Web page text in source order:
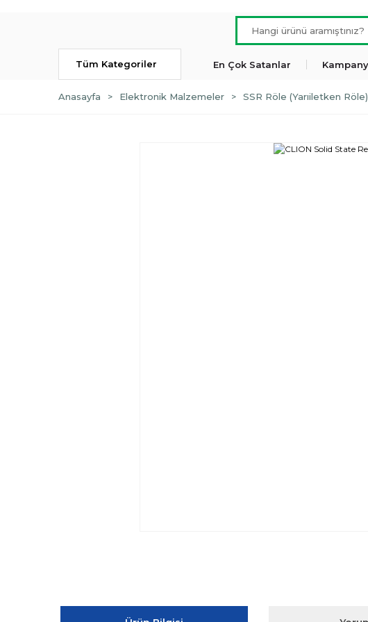
Tüm Kategoriler En Çok Satanlar
Anasayfa Elektronik Malzemeler SSR Röle (Yarıiletken Röle)